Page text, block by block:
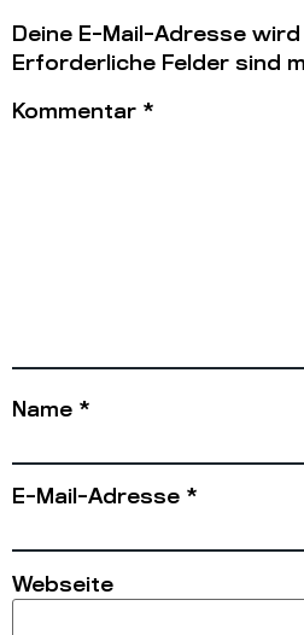
Deine E-Mail-Adresse
Erforderliche Felder sind
Kommentar *
Name *
E-Mail-Adresse *
Webseite